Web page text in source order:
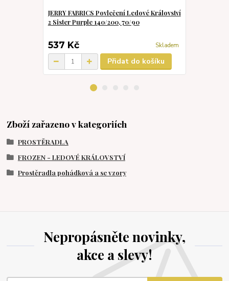
JERRY FABRICS Povlečení Ledové Království
2 Sister Purple 140/200, 70/90
537 Kč Skladem
Přidat do košíku
Zboží zařazeno v kategoriích
PROSTĚRADLA
FROZEN - LEDOVÉ KRÁLOVSTVÍ
Prostěradla pohádková a se vzory
Nepropásněte novinky,
akce a slevy!